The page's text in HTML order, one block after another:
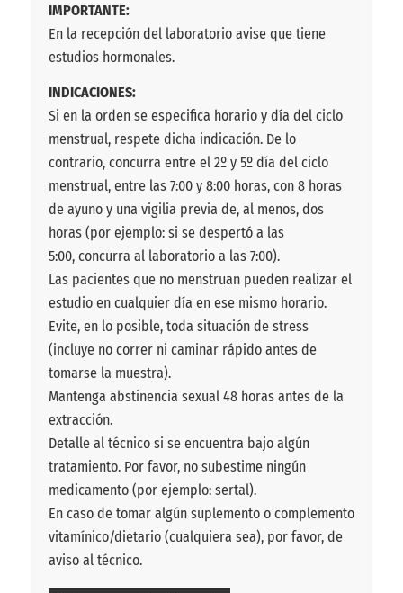
IMPORTANTE:
En la recepción del laboratorio avise que tiene
estudios hormonales.
INDICACIONES:
Si en la orden se especifica horario y día del ciclo
menstrual, respete dicha indicación. De lo
contrario, concurra entre el 2º y 5º día del ciclo
menstrual, entre las 7:00 y 8:00 horas, con 8 horas
de ayuno y una vigilia previa de, al menos, dos
horas (por ejemplo: si se despertó a las
5:00, concurra al laboratorio a las 7:00).
Las pacientes que no menstruan pueden realizar el
estudio en cualquier día en ese mismo horario.
Evite, en lo posible, toda situación de stress
(incluye no correr ni caminar rápido antes de
tomarse la muestra).
Mantenga abstinencia sexual 48 horas antes de la
extracción.
Detalle al técnico si se encuentra bajo algún
tratamiento. Por favor, no subestime ningún
medicamento (por ejemplo: sertal).
En caso de tomar algún suplemento o complemento
vitamínico/dietario (cualquiera sea), por favor, de
aviso al técnico.